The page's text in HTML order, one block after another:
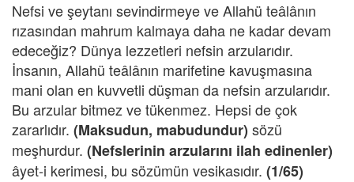
Nefsi ve şeytanı sevindirmeye ve Allahü teâlânın
rızasından mahrum kalmaya daha ne kadar devam
edeceğiz? Dünya lezzetleri nefsin arzularıdır.
İnsanın, Allahü teâlânın marifetine kavuşmasına
mani olan en kuvvetli düşman da nefsin arzularıdır.
Bu arzular bitmez ve tükenmez. Hepsi de çok
zararlıdır. (Maksudun, mabudundur) sözü
meşhurdur. (Nefslerinin arzularını ilah edinenler)
âyet-i kerimesi, bu sözümün vesikasıdır. (1/65)